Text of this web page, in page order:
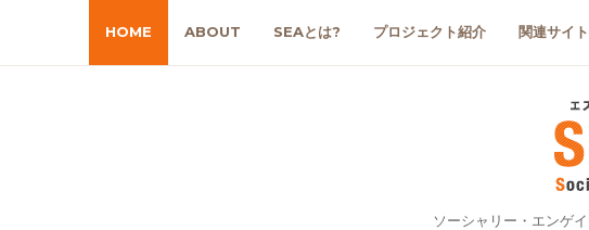
HOME ABOUT SEAとは? プロジェクト紹介 関連サイト
ソーシャリー・エンゲ